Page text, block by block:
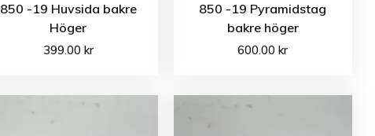
850 -19 Huvsida bakre
Höger
399.00 kr
850 -19 Pyramidstag
bakre höger
600.00kr